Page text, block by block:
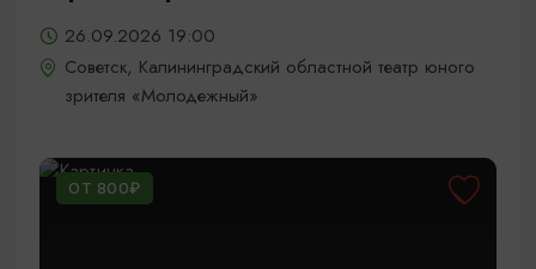
26.09.2026 19:00
Советск, Калининградский областной театр юного
зрителя «Молодежный»
ОТ 800₽